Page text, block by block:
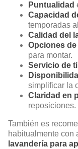
Puntualidad
Capacidad
temporadas
Calidad del
Opciones
para montar.
Servicio de
simplificar la
Claridad en
reposiciones.
También es
habitualmente con
lavandería para